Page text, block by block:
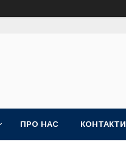
ПРО НАС КОНТАКТИ